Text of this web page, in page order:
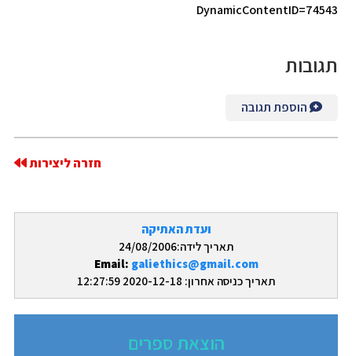
ועדת האתיקה
תאריך לידה:24/08/2006
Email: galiethics@gmail.com
תאריך כניסה אחרון: 2020-12-18 12:27:59
הוצאת ספרים
DynamicContentID=74543
תגובות
הוספת תגובה
חזרה ליצירות